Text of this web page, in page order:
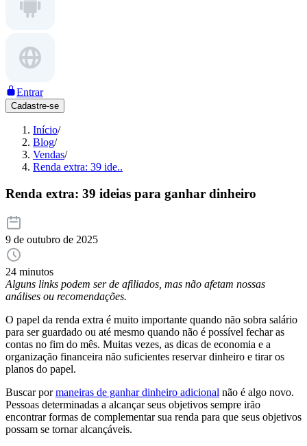
Entrar
Cadastre-se
Início/
Blog/
Vendas/
Renda extra: 39 ide..
Renda extra: 39 ideias para ganhar dinheiro
9 de outubro de 2025
24 minutos
Alguns links podem ser de afiliados, mas não afetam nossas
análises ou recomendações.
O papel da renda extra é muito importante quando não sobra salário
para ser guardado ou até mesmo quando não é possível fechar as
contas no fim do mês. Muitas vezes, as dicas de economia e a
organização financeira não suficientes reservar dinheiro e tirar os
planos do papel.
Buscar pormaneiras de ganhar dinheiro adicional não é algo novo.
Pessoas determinadas a alcançar seus objetivos sempre irão
encontrar formas de complementar sua renda para que seus objetivos
possam se tornar alcançáveis.